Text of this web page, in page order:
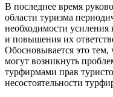
В последнее время
области туризма
необходимости усиления
и повышения их
Обосновывается это тем,
могут возникнуть
турфирмами прав
несостоятельности